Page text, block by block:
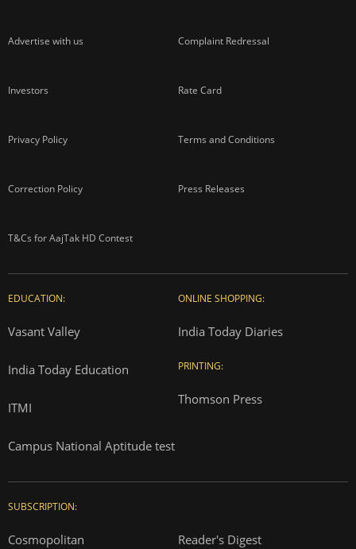
Advertise with us Complaint Redressal
Investors Rate Card
Privacy Policy Terms and Conditions
Correction Policy Press Releases
T&Cs for AajTak HD Contest
EDUCATION:
Vasant Valley
India Today Education
ITMI
Campus National Aptitude test
ONLINE SHOPPING:
India Today Diaries
PRINTING:
Thomson Press
SUBSCRIPTION:
Cosmopolitan Reader's Digest